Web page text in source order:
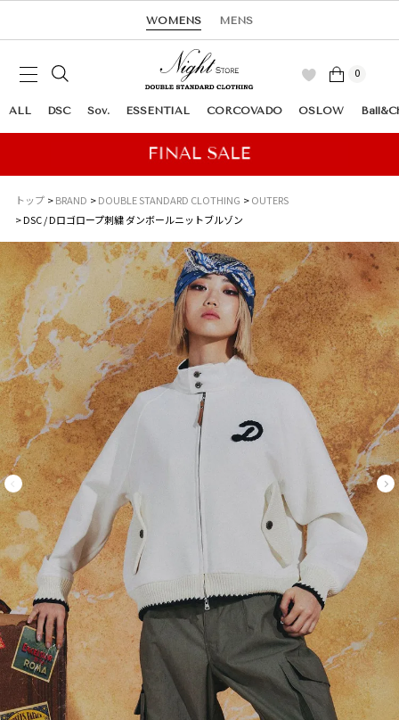
WOMENS MENS
0
ALL DSC Sov. ESSENTIAL CORCOVADO OSLOW
トップ BRAND DOUBLE STANDARD CLOTHING
OUTERS
DSC / Dロゴロープ刺繍 ダンボールニットブルゾン